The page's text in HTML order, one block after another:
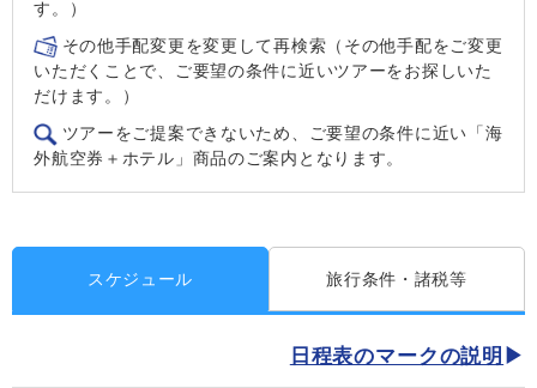
す。）
その他手配変更を変更して再検索（その他手配をご変更
いただくことで、ご要望の条件に近いツアーをお探しいた
だけます。）
ツアーをご提案できないため、ご要望の条件に近い「海
外航空券＋ホテル」商品のご案内となります。
スケジュール 旅行条件・諸税等
日程表のマークの説明